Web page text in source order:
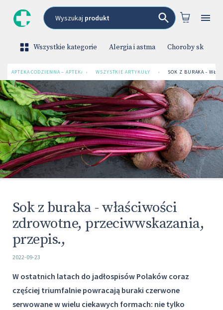
Wyszukaj produkt
Wszystkie kategorie Alergia i astma Choroby skóry
APTEKA CODZIENNA – APTEKA INTERNETOWA
› WSZYSTKIE ARTYKUŁY › SOK Z BURAKA -
Sok z buraka - właściwości
zdrowotne, przeciwwskazania,
przepis.,
2022-09-23
W ostatnich latach do jadłospisów Polaków coraz
częściej triumfalnie powracają buraki czerwone
serwowane w wielu ciekawych formach: nie tylko